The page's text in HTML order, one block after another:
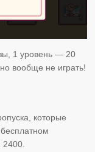
1 уровень — 20
вообще не играть!
которые
2400.